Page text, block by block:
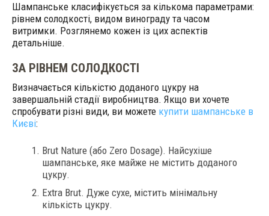
Шампанське класифікується за кількома параметрами:
рівнем солодкості, видом винограду та часом
витримки. Розглянемо кожен із цих аспектів
детальніше.
ЗА РІВНЕМ СОЛОДКОСТІ
Визначається кількістю доданого цукру на
завершальній стадії виробництва. Якщо ви хочете
спробувати різні види, ви можете купити шампанське в
Києві:
Brut Nature (або Zero Dosage). Найсухіше
шампанське, яке майже не містить доданого
цукру.
Extra Brut. Дуже сухе, містить мінімальну
кількість цукру.